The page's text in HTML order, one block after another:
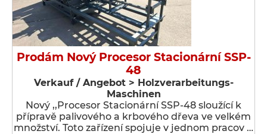
Prodám Nový Procesor Stacionární SSP-
48
Verkauf / Angebot > Holzverarbeitungs-
Maschinen
Nový ,,Procesor Stacionární SSP-48 sloužící k
přípravě palivového a krbového dřeva ve velkém
množství. Toto zařízení spojuje v jednom pracov …